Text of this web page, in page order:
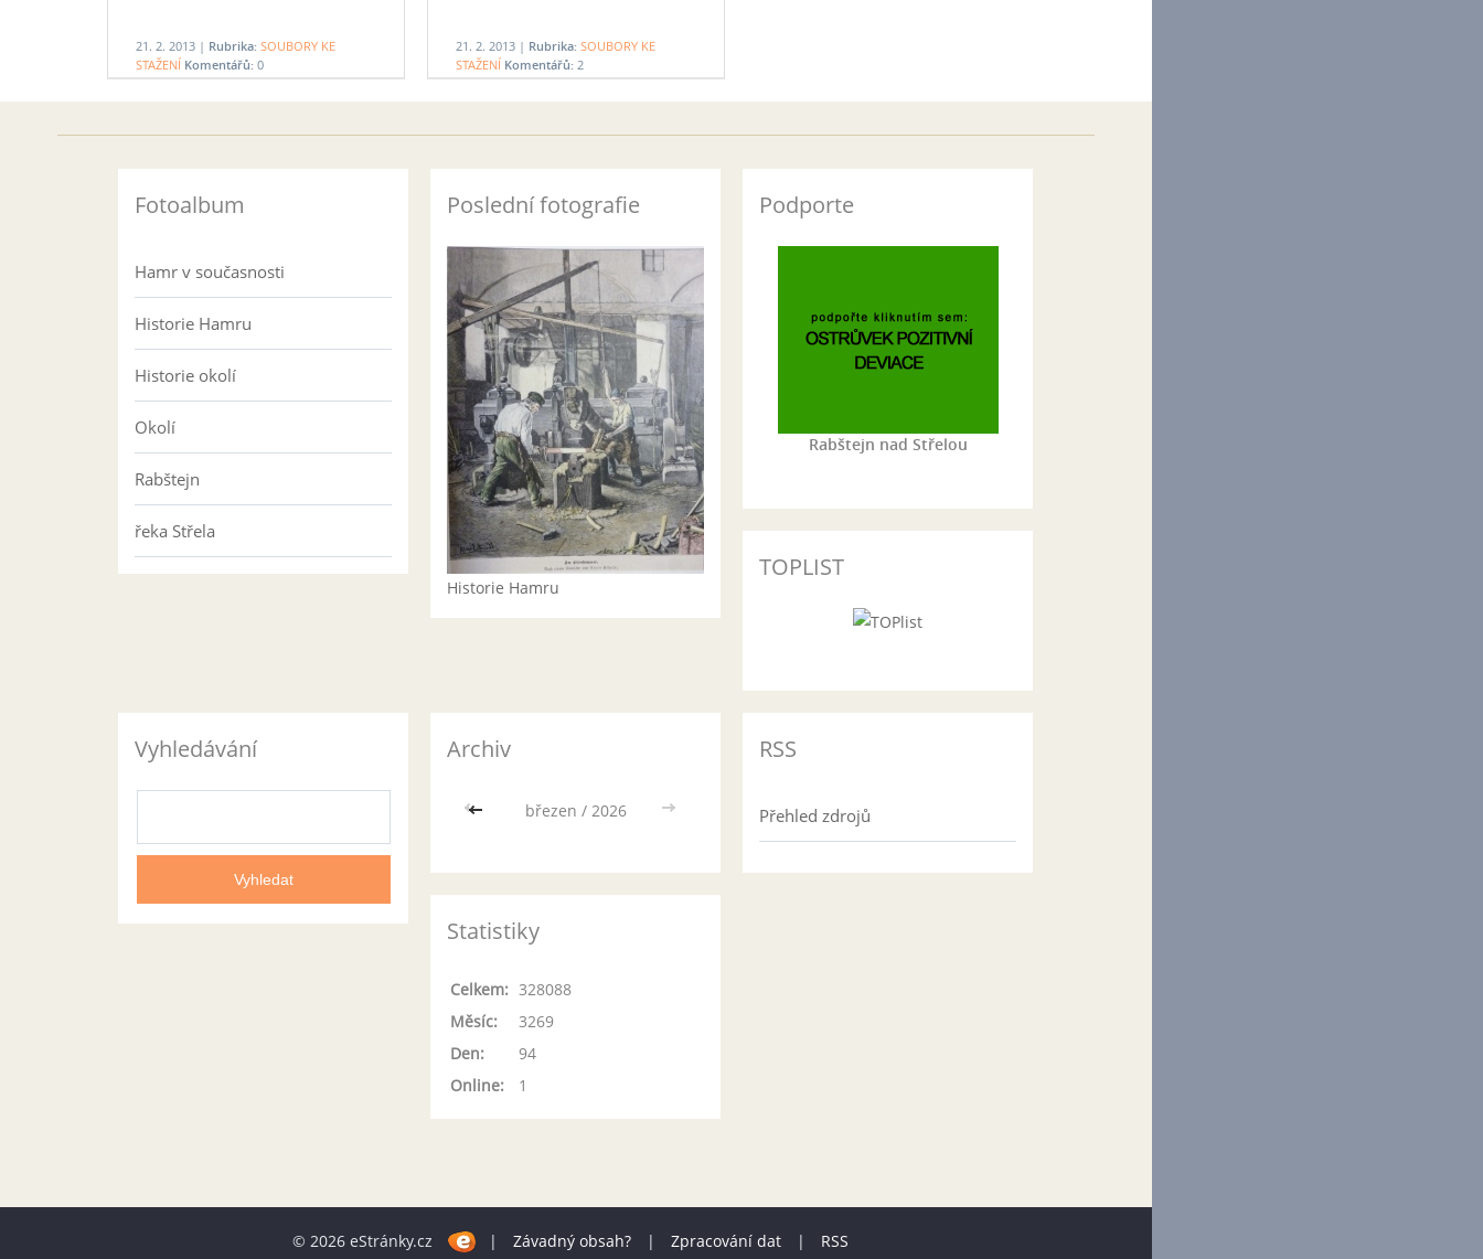
21. 2. 2013 | Rubrika: SOUBORY KE
STAŽENÍ Komentářů: 0
21. 2. 2013 | Rubrika: SOUBORY KE
STAŽENÍ Komentářů: 2
Fotoalbum
Hamr v současnosti
Historie Hamru
Historie okolí
Okolí
Rabštejn
řeka Střela
Poslední fotografie
Historie Hamru
Podporte
Rabštejn nad Střelou
TOPLIST
Vyhledávání Archiv
<< březen / 2026 >>
RSS
Přehled zdrojů
Statistiky
Online: 1
Celkem: 328088
Měsíc:
3269
Den:
94
© 2026 eStránky.cz | Závadný obsah? | Zpracování dat | RSS